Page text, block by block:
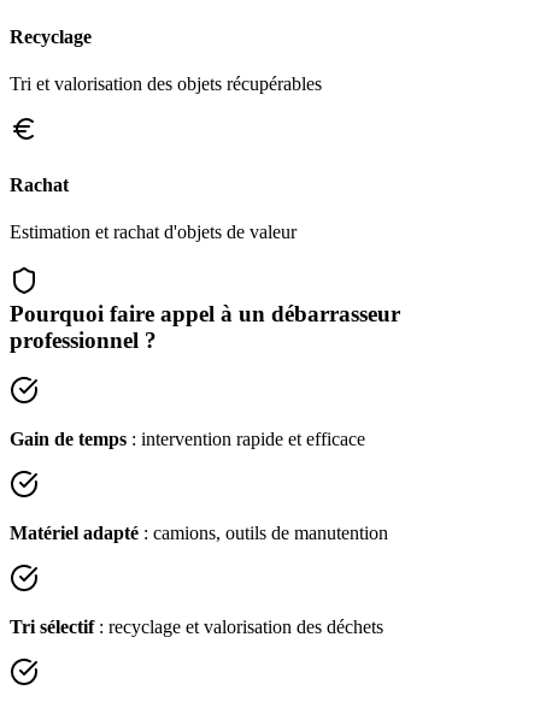
Recyclage
Tri et valorisation des objets récupérables
Rachat
Estimation et rachat d'objets de valeur
Pourquoi faire appel à un débarrasseur
professionnel ?
Gain de temps : intervention rapide et efficace
Matériel adapté : camions, outils de manutention
Tri sélectif: recyclage et valorisation des déchets